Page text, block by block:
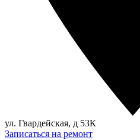
ул. Гвардейская, д 53К
Записаться на ремонт